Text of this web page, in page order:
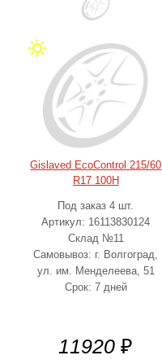
Gislaved EcoControl 215/60
R17 100H
Под заказ 4 шт.
Артикул: 16113830124
Склад №11
Самовывоз: г. Волгоград,
ул. им. Менделеева, 51
Срок: 7 дней
11920 ₽